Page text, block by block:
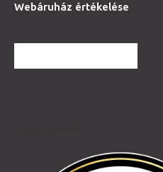
Webáruház értékelése